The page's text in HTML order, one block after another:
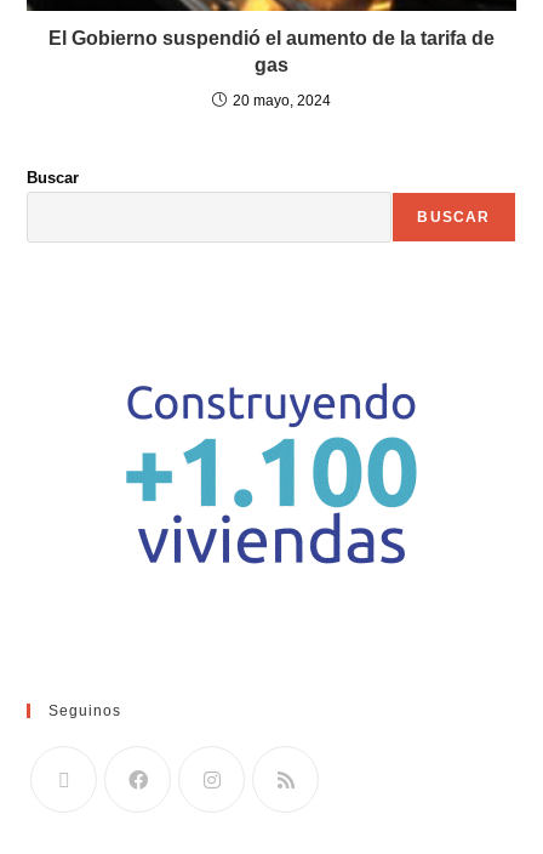
El Gobierno suspendió el aumento de la tarifa de
gas
20 mayo, 2024
Buscar
BUSCAR
Seguinos